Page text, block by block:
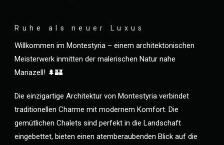
Ruhe als neuer Luxus
Willkommen im Montestyria – einem architektonischen
Meisterwerk inmitten der malerischen Natur nahe
Mariazell! 🌲🏰
Die einzigartige Architektur von Montestyria verbindet
traditionellen Charme mit modernem Komfort. Die
gemütlichen Chalets sind perfekt in die Landschaft
eingebettet, bieten einen atemberaubenden Blick auf die